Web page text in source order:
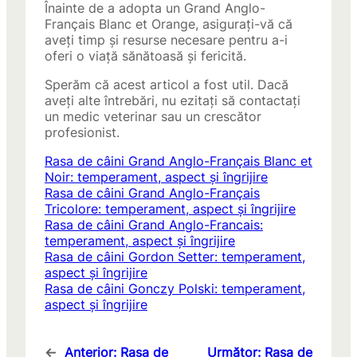
Înainte de a adopta un Grand Anglo-
Français Blanc et Orange, asigurați-vă că
aveți timp și resurse necesare pentru a-i
oferi o viață sănătoasă și fericită.
Sperăm că acest articol a fost util. Dacă
aveți alte întrebări, nu ezitați să contactați
un medic veterinar sau un crescător
profesionist.
Rasa de câini Grand Anglo-Français Blanc et
Noir: temperament, aspect și îngrijire
Rasa de câini Grand Anglo-Français
Tricolore: temperament, aspect și îngrijire
Rasa de câini Grand Anglo-Francais:
temperament, aspect și îngrijire
Rasa de câini Gordon Setter: temperament,
aspect și îngrijire
Rasa de câini Gonczy Polski: temperament,
aspect și îngrijire
← Anterior: Rasa de
Următor: Rasa de